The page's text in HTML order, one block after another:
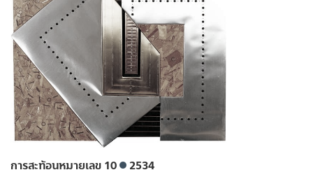
การสะท้อนหมายเลข 10 2534